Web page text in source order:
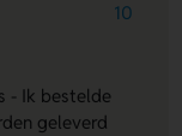
10
- Ik bestelde
geleverd